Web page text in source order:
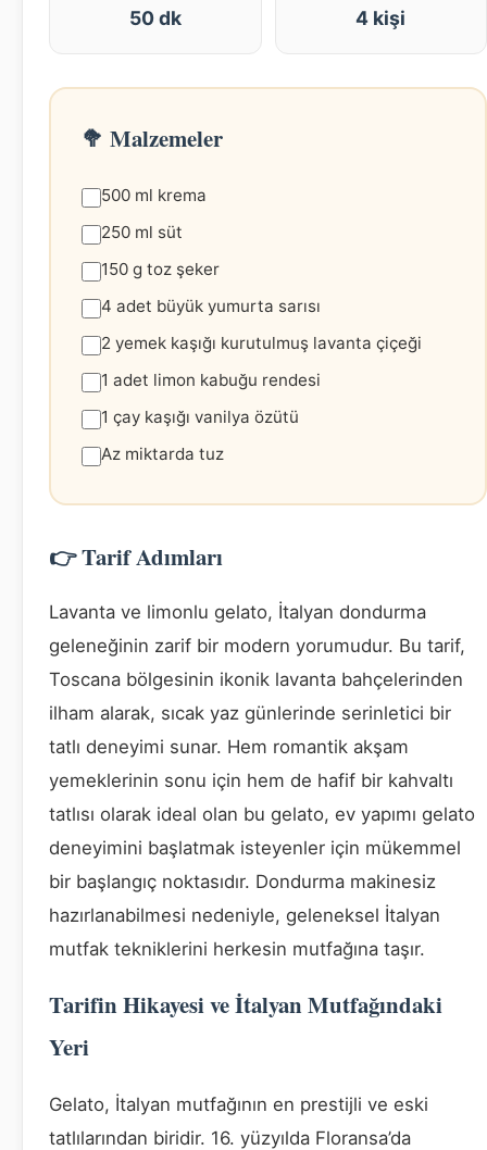
50 dk 4 kişi
🥦 Malzemeler
500 ml krema
250 ml süt
150 g toz şeker
4 adet büyük yumurta sarısı
2 yemek kaşığı kurutulmuş lavanta çiçeği
1 adet limon kabuğu rendesi
1 çay kaşığı vanilya özütü
Az miktarda tuz
👉 Tarif Adımları
Lavanta ve limonlu gelato, İtalyan dondurma
geleneğinin zarif bir modern yorumudur. Bu tarif,
Toscana bölgesinin ikonik lavanta bahçelerinden
ilham alarak, sıcak yaz günlerinde serinletici bir
tatlı deneyimi sunar. Hem romantik akşam
yemeklerinin sonu için hem de hafif bir kahvaltı
tatlısı olarak ideal olan bu gelato, ev yapımı gelato
deneyimini başlatmak isteyenler için mükemmel
bir başlangıç noktasıdır. Dondurma makinesiz
hazırlanabilmesi nedeniyle, geleneksel İtalyan
mutfak tekniklerini herkesin mutfağına taşır.
Tarifin Hikayesi ve İtalyan Mutfağındaki
Yeri
Gelato, İtalyan mutfağının en prestijli ve eski
tatlılarından biridir. 16. yüzyılda Floransa’da